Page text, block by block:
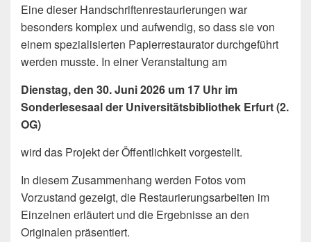
Eine dieser Handschriftenrestaurierungen war
besonders komplex und aufwendig, so dass sie von
einem spezialisierten Papierrestaurator durchgeführt
werden musste. In einer Veranstaltung am
Dienstag, den 30. Juni 2026 um 17 Uhr im
Sonderlesesaal der Universitätsbibliothek Erfurt (2.
OG)
wird das Projekt der Öffentlichkeit vorgestellt.
In diesem Zusammenhang werden Fotos vom
Vorzustand gezeigt, die Restaurierungsarbeiten im
Einzelnen erläutert und die Ergebnisse an den
Originalen präsentiert.